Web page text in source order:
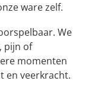
ware zelf.
We
pijn of
momenten
en veerkracht.